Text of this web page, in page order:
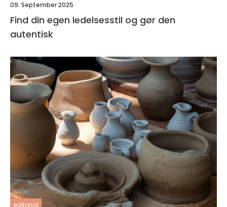
09. September 2025
Find din egen ledelsesstil og gør den
autentisk
editorial